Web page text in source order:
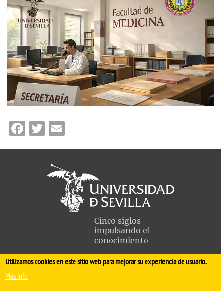
Facebook
Twitter
Cinco siglos
impulsando el
conocimiento
FACULTAD DE MEDICINA
Utilizamos cookies en este sitio web para mejorar su experiencia de usuario.
Más info